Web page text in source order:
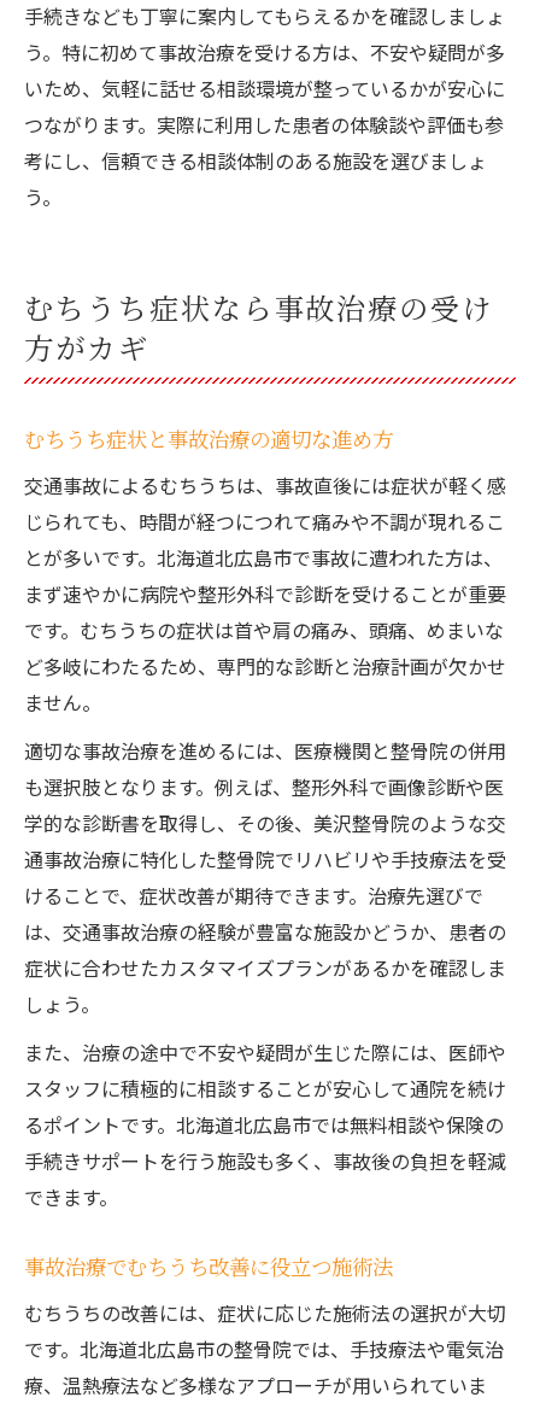
手続きなども丁寧に案内してもらえるかを確認しましょ
う。特に初めて事故治療を受ける方は、不安や疑問が多
いため、気軽に話せる相談環境が整っているかが安心に
つながります。実際に利用した患者の体験談や評価も参
考にし、信頼できる相談体制のある施設を選びましょ
う。
むちうち症状なら事故治療の受け
方がカギ
むちうち症状と事故治療の適切な進め方
交通事故によるむちうちは、事故直後には症状が軽く感
じられても、時間が経つにつれて痛みや不調が現れるこ
とが多いです。北海道北広島市で事故に遭われた方は、
まず速やかに病院や整形外科で診断を受けることが重要
です。むちうちの症状は首や肩の痛み、頭痛、めまいな
ど多岐にわたるため、専門的な診断と治療計画が欠かせ
ません。
適切な事故治療を進めるには、医療機関と整骨院の併用
も選択肢となります。例えば、整形外科で画像診断や医
学的な診断書を取得し、その後、美沢整骨院のような交
通事故治療に特化した整骨院でリハビリや手技療法を受
けることで、症状改善が期待できます。治療先選びで
は、交通事故治療の経験が豊富な施設かどうか、患者の
症状に合わせたカスタマイズプランがあるかを確認しま
しょう。
また、治療の途中で不安や疑問が生じた際には、医師や
スタッフに積極的に相談することが安心して通院を続け
るポイントです。北海道北広島市では無料相談や保険の
手続きサポートを行う施設も多く、事故後の負担を軽減
できます。
事故治療でむちうち改善に役立つ施術法
むちうちの改善には、症状に応じた施術法の選択が大切
です。北海道北広島市の整骨院では、手技療法や電気治
療、温熱療法など多様なアプローチが用いられていま